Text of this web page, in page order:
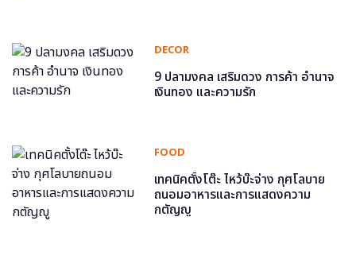
DECOR
9 ปลามงคล เสริมดวง การค้า อำนาจ
เงินทอง และความรัก
FOOD
เทคนิคตั้งโต๊ะ ไหว้บ๊ะจ่าง กุศโลบาย
ถนอมอาหารและการแสดงความ
กตัญญู